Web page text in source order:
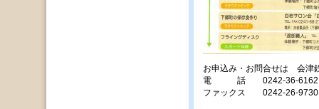
お申込み・お問合せは 会津
電 話 0242-36-6162
ファックス 0242-26-9730